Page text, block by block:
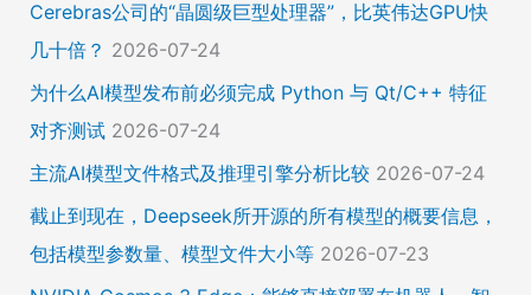
Cerebras公司的“晶圆级巨型处理器”，比英伟达GPU快
几十倍？ 2026-07-24
为什么AI模型发布前必须完成 Python 与 Qt/C++ 特征
对齐测试 2026-07-24
主流AI模型文件格式及推理引擎分析比较 2026-07-24
截止到现在，Deepseek所开源的所有模型的概要信息，
包括模型参数量、模型文件大小等 2026-07-23